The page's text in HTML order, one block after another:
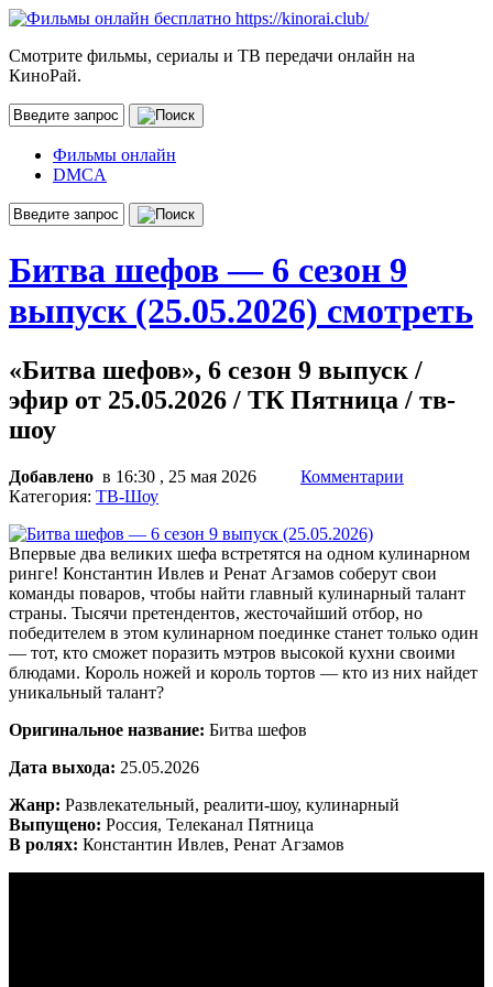
Смотрите фильмы, сериалы и ТВ передачи онлайн на
КиноРай.
Фильмы онлайн
DMCA
Битва шефов — 6 сезон 9
выпуск (25.05.2026) смотреть
«Битва шефов», 6 сезон 9 выпуск /
эфир от 25.05.2026 / ТК Пятница / тв-
шоу
Добавлено в 16:30 , 25 мая 2026
Комментарии
Категория: ТВ-Шоу
Впервые два великих шефа встретятся на одном кулинарном
ринге! Константин Ивлев и Ренат Агзамов соберут свои
команды поваров, чтобы найти главный кулинарный талант
страны. Тысячи претендентов, жесточайший отбор, но
победителем в этом кулинарном поединке станет только один
— тот, кто сможет поразить мэтров высокой кухни своими
блюдами. Король ножей и король тортов — кто из них найдет
уникальный талант?
Оригинальное название: Битва шефов
Дата выхода: 25.05.2026
Жанр: Развлекательный, реалити-шоу, кулинарный
Выпущено: Россия, Телеканал Пятница
В ролях: Константин Ивлев, Ренат Агзамов